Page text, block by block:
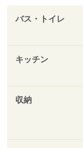
バス・トイレ
キッチン
収納